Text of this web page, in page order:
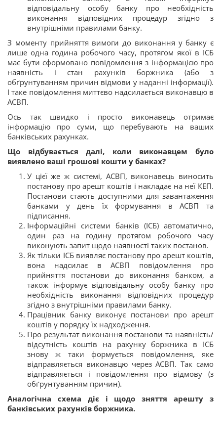
відповідальну особу банку про необхідність
виконання відповідних процедур згідно з
внутрішніми правилами банку.
З моменту прийняття вимоги до виконання у банку є
лише одна година робочого часу, протягом якої в ІСБ
має бути сформовано повідомлення з інформацією про
наявність і стан рахунків боржника (або з
обґрунтуванням причин відмови у наданні інформації).
І таке повідомлення миттєво надсилається виконавцю в
АСВП.
Ось так швидко і просто виконавець отримає
інформацію про суми, що перебувають на ваших
банківських рахунках.
Що відбувається далі, коли виконавцем було
виявлено ваші грошові кошти у банках?
У цієї же ж системі, АСВП, виконавець виносить
постанову про арешт коштів і накладає на неї КЕП.
Постанови стають доступними для завантаження
банками у день їх формування в АСВП та
підписання.
Інформаційні системи банків (ІСБ) автоматично,
один раз на годину протягом робочого часу
виконують запит щодо наявності таких постанов.
Як тільки ІСБ виявляє постанову про арешт коштів,
вона надсилає в АСВП повідомлення про
прийняття постанови до виконання банком, а
також інформує відповідальну особу банку про
необхідність виконання відповідних процедур
згідно з внутрішніми правилами банку.
Працівник банку виконує постанови про арешт
коштів у порядку їх надходження.
Про результат виконання постанови та наявність/
відсутність коштів на рахунку боржника в ІСБ
знову ж таки формується повідомлення, яке
відправляється виконавцю через АСВП. Так само
відправляється і повідомлення про відмову (з
обґрунтуванням причин).
Аналогічна схема діє і щодо зняття арешту з
банківських рахунків боржника.